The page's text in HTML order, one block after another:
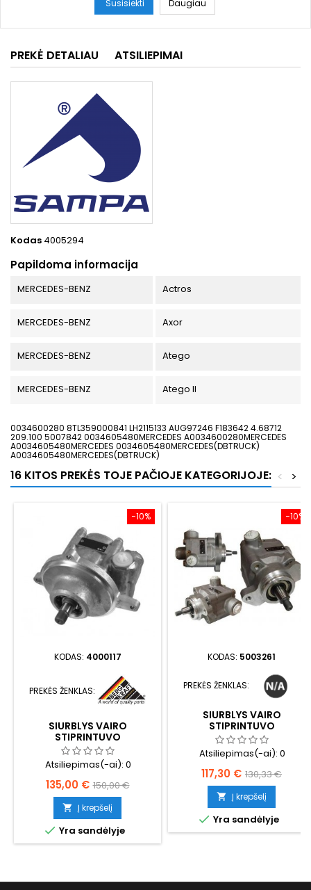
Susisiekti Daugiau
PREKĖ DETALIAU ATSILIEPIMAI
Kodas 4005294
Papildoma informacija
MERCEDES-BENZ Actros
MERCEDES-BENZ Axor
MERCEDES-BENZ Atego
MERCEDES-BENZ Atego II
0034600280 8TL359000841 LH2115133 AUG97246 F183642 4.68712
209.100 5007842 0034605480MERCEDES A0034600280MERCEDES
A0034605480MERCEDES 0034605480MERCEDES(DBTRUCK)
A0034605480MERCEDES(DBTRUCK)
16 KITOS PREKĖS TOJE PAČIOJE KATEGORIJOJE: >
<
−10%
KODAS: 4000117
PREKĖS ŽENKLAS:
SIURBLYS VAIRO
STIPRINTUVO
Atsiliepimas(-ai): 0
Kaina
135,00 € Bazinė
kaina
150,00 €
 Į krepšelį
 Yra sandėlyje
−10%
KODAS: 5003261
PREKĖS ŽENKLAS:
SIURBLYS VAIRO
STIPRINTUVO
Atsiliepimas(-ai): 0
Kaina
117,30 € Bazinė
kaina
130,33 €
 Į krepšelį
 Yra sandėlyje